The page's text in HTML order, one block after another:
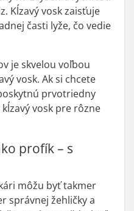
Kĺzavý vosk zaisťuje
časti lyže, čo vedie
je skvelou voľbou
vosk. Ak si chcete
prvotriedny
vosk pre rôzne
profík – s
môžu byť takmer
správnej žehličky a